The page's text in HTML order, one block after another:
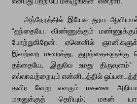
அந்நேரத்தில் இயேசு தூய
“தந்தையே, விண்ணுக்கும்
போற்றுகிறேன். ஏனெனில்
இவற்றை மறைத்து, குழந்தைகளுக்கு
தந்தையே, இதுவே உமது
எல்லாவற்றையும் என்னிடத்தில்
தவிர வேறு எவரும் மகனை
மகனுக்குத் தெரியும்; மகன்